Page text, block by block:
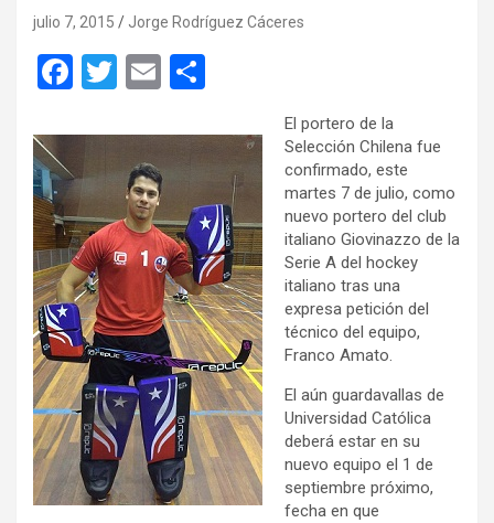
julio 7, 2015 Jorge Rodríguez Cáceres
F
ce
b
o
o
k
T
tt
er
E
ail m
ar
tir
El portero de la
Selección Chilena fue
confirmado, este
martes 7 de julio, como
nuevo portero del club
italiano Giovinazzo de la
Serie A del hockey
italiano tras una
expresa petición del
técnico del equipo,
Franco Amato.
El aún guardavallas de
Universidad Católica
deberá estar en su
nuevo equipo el 1 de
septiembre próximo,
fecha en que